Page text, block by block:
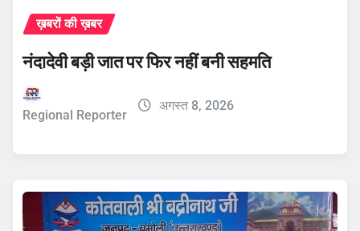
ख़बरों की ख़बर
नंदादेवी बड़ी जात पर फिर नहीं बनी सहमति
Regional Reporter
अगस्त 8, 2026